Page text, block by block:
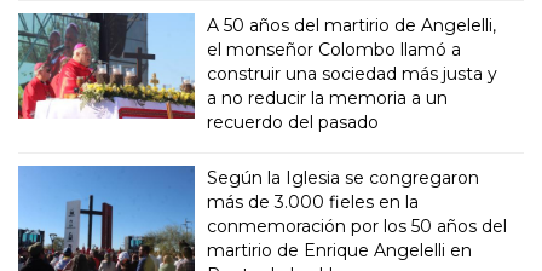
A 50 años del martirio de Angelelli,
el monseñor Colombo llamó a
construir una sociedad más justa y
a no reducir la memoria a un
recuerdo del pasado
Según la Iglesia se congregaron
más de 3.000 fieles en la
conmemoración por los 50 años del
martirio de Enrique Angelelli en